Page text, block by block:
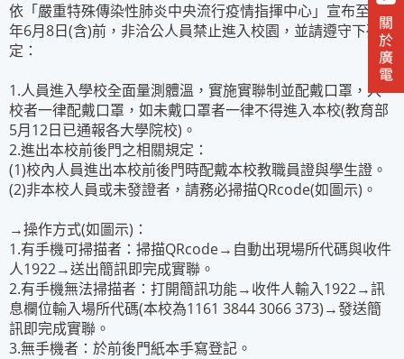
依「嚴重特殊傳染性肺炎中央流行疫情指揮中心」宣布至110
年6月8日(含)前，非洽公人員禁止進入校園，並請遵守下列規
定：
1.人員進入學校全面量測體溫，實施實聯制並配戴口罩，入
校者一律配戴口罩，如未戴口罩者一律不得進入本校(教育部
5月12日已通報各大學院校)。
2.進出本校前後門之相關規定：
(1)校內人員進出本校前後門時配戴本校教職員證與學生證。
(2)非本校人員或未發證者，請務必掃描QRcode(如圖示)。
→操作方式(如圖示)：
1.有手機可掃描者：掃描QRcode→自動出現場所代碼與收件
人1922→送出簡訊即完成實聯。
2.有手機無法掃描者：打開簡訊功能→收件人輸入1922→訊
息欄位輸入場所代碼(本校為1161 3844 3066 373)→發送簡
訊即完成實聯。
3.無手機者：於前後門紙本手寫登記。